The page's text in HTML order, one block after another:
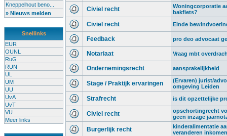
Kneppelhout beno...
» Nieuws melden
Snellinks
EUR
OUNL
RuG
RUN
UL
UM
UU
UvA
UvT
VU
Meer links
Civiel recht
Woningcorporatie
bakfiets?
Civiel recht Einde
Feedback pro deo advocaat
Notariaat Vraag mbt
Ondernemingsrecht aansprakelijkheid
Stage / Praktijk ervaringen
(Ervaren) jurist/
omgeving Leiden
Strafrecht is dit opzettelijke
Civiel recht
opschortingrecht
geen inzage
Burgerlijk recht
kinderalimentatie
veranderen inkomen